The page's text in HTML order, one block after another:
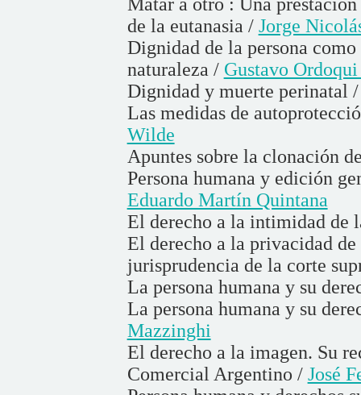
de la eutanasia / Jorge
Dignidad de la persona
naturaleza / Gustavo
Dignidad y muerte perinatal
Las medidas de
Wilde
Apuntes sobre la clonación
Persona humana y edición
Eduardo Martín Quintana
El derecho a la intimidad de
El derecho a la privacidad
jurisprudencia de la corte
La persona humana y su
La persona humana y su
Mazzinghi
El derecho a la imagen. Su
Comercial Argentino / José